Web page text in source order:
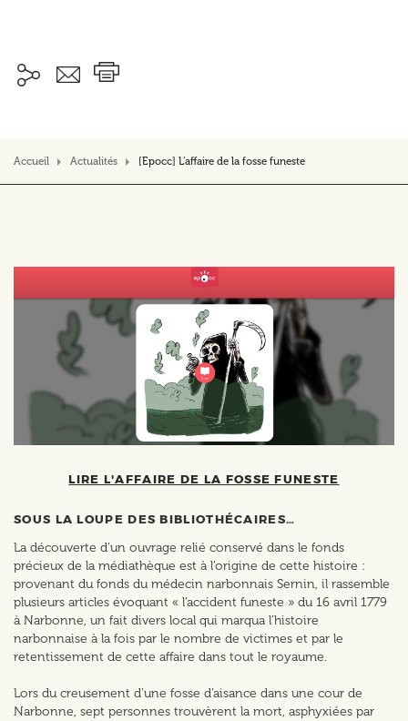
Accueil Actualités [Epocc] L’affaire de la fosse funeste
LIRE L'AFFAIRE DE LA FOSSE FUNESTE
SOUS LA LOUPE DES BIBLIOTHÉCAIRES…
La découverte d’un ouvrage relié conservé dans le fonds
précieux de la médiathèque est à l’origine de cette histoire :
provenant du fonds du médecin narbonnais Sernin, il rassemble
plusieurs articles évoquant « l’accident funeste » du 16 avril 1779
à Narbonne, un fait divers local qui marqua l’histoire
narbonnaise à la fois par le nombre de victimes et par le
retentissement de cette affaire dans tout le royaume.
Lors du creusement d’une fosse d’aisance dans une cour de
Narbonne, sept personnes trouvèrent la mort, asphyxiées par